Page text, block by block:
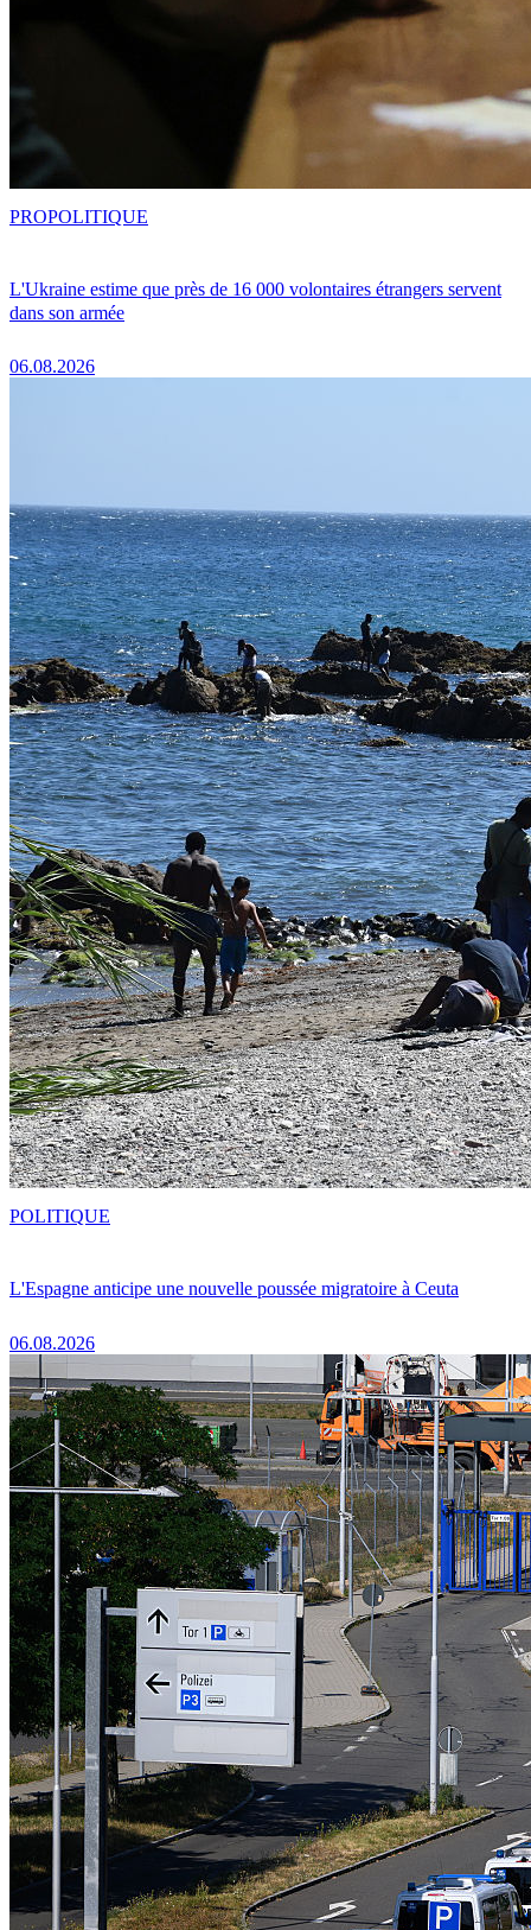
L'Ukraine estime que près de 16 000 volontaires étrangers servent
dans son armée
06.08.2026
PROPOLITIQUE
L'Espagne anticipe une nouvelle poussée migratoire à Ceuta
06.08.2026
POLITIQUE